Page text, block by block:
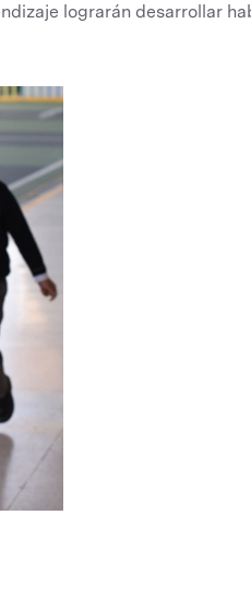
lograrán desarrollar